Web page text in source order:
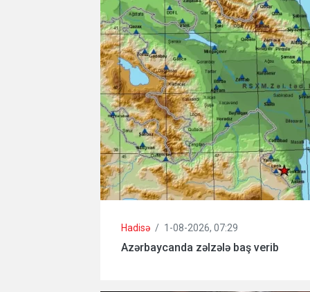
Hadisə / 1-08-2026, 07:29
Azərbaycanda zəlzələ baş verib